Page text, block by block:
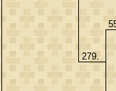
279.